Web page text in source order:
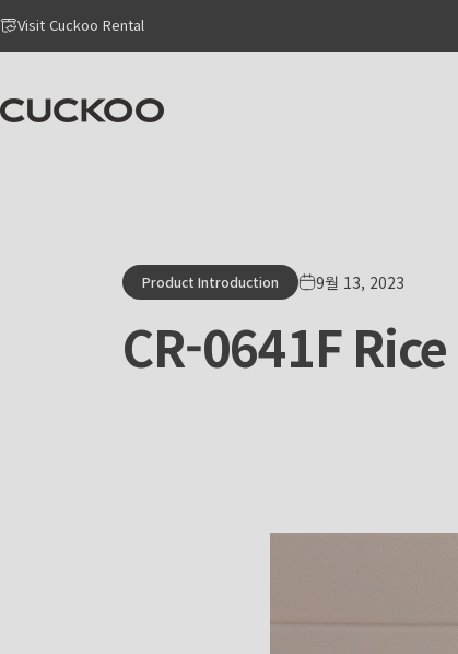
Skip to content
Go to Accessibility Statement Page
Visit Cuckoo Rental
CUCKOO America
Product Introduction 9월 13, 2023
CR-0641FRice